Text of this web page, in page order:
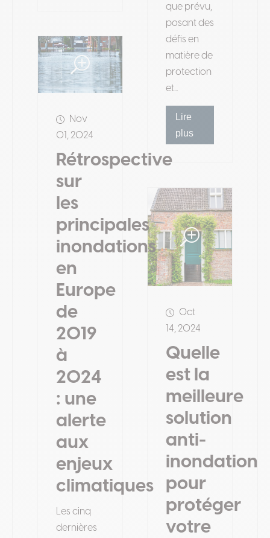
que prévu,
posant des
défis en
matière de
protection
et...
Lire
plus
Nov
01, 2024
Rétrospective
sur
les
principales
inondations
en
Europe
de
2019
à
2024
: une
alerte
aux
enjeux
climatiques
Les cinq
dernières
Oct
14, 2024
Quelle
est la
meilleure
solution
anti-
inondation
pour
protéger
votre